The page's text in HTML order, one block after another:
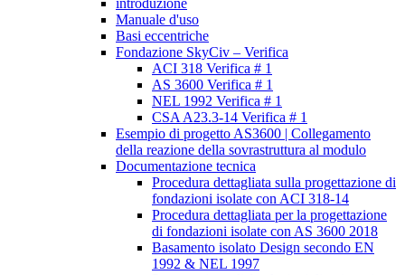
introduzione
Manuale d'uso
Basi eccentriche
Fondazione SkyCiv – Verifica
ACI 318 Verifica # 1
AS 3600 Verifica # 1
NEL 1992 Verifica # 1
CSA A23.3-14 Verifica # 1
Esempio di progetto AS3600 | Collegamento
della reazione della sovrastruttura al modulo
Documentazione tecnica
Procedura dettagliata sulla progettazione di
fondazioni isolate con ACI 318-14
Procedura dettagliata per la progettazione
di fondazioni isolate con AS 3600 2018
Basamento isolato Design secondo EN
1992 & NEL 1997